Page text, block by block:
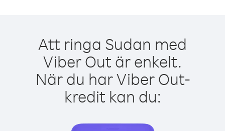
Att ringa Sudan med
Viber Out är enkelt.
När du har Viber Out-
kredit kan du: